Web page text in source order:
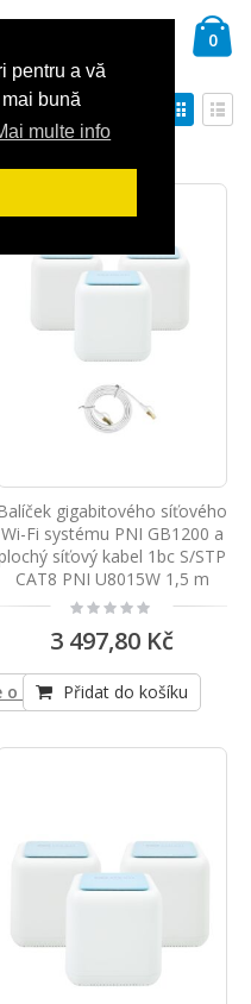
pentru a vă
bună
multe info
0
Nastavit
sestupně
o shodě produktu
gigabitového síťového
Wi-Fi systému PNI GB1200 a
síťový kabel 1bc S/STP
CAT8 PNI U8015W 1,5 m
Rating:
0%
3 497,80 Kč
Přidat do košíku